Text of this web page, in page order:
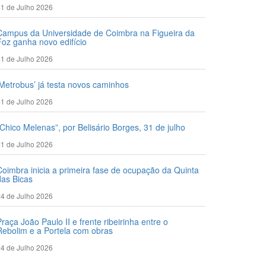
de Julho 2026
da Universidade de Coimbra na Figueira da
ganha novo edifício
de Julho 2026
já testa novos caminhos
de Julho 2026
Melenas”, por Belisário Borges, 31 de julho
de Julho 2026
inicia a primeira fase de ocupação da Quinta
Bicas
de Julho 2026
João Paulo II e frente ribeirinha entre o
e a Portela com obras
de Julho 2026